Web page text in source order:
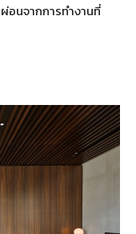
นจากการทำงานที่